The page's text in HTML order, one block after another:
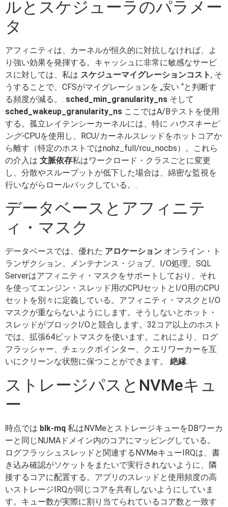
ルとスケジューラのパラメー
タ
アフィニティは、カーネルが恒久的に対抗しなければ、よ
り強い効果を発揮する。キャッシュに非常に敏感なサービ
スに対しては、私は スケジューマイグレーションコスト, そ
うすることで、CFSがマイグレーションを „安い “と判断す
る頻度が減る。. sched_min_granularity_ns そして
sched_wakeup_granularity_ns ここではA/Bテストを使用
する。孤立レイテンシーカーネルには、特に ハウスキーピ
ング-CPUを使用し、RCU/カーネルスレッドをホットコアか
ら離す（特定のホストではnohz_full/rcu_nocbs）。これら
の介入は 文脈依存私はワークロード・クラスごとに変更
し、分散やスループットが低下した場合は、綿密な監視を
行いながらロールバックしている。.
データベースとアフィニテ
ィ・マスク
データベースでは、優れた アロケーション オンライン・ト
ランザクション、メンテナンス・ジョブ、I/O処理。SQL
Serverはアフィニティ・マスクをサポートしており、それ
を使ってエンジン・スレッド用のCPUセットとI/O用のCPU
セットを別々に定義している。アフィニティ・マスクとI/O
マスクが重ならないようにします。そうしないとホット・
スレッドがブロックI/Oと競合します。32コア以上のホスト
では、拡張64ビットマスクを使います。これにより、ログ
フラッシャー、チェックポインター、クエリワーカーを互
いにクリーンな状態に保つことができます。 絶縁.
ストレージパスとNVMeキュ
ー
時点では blk-mq 私はNVMeとストレージキューをDBワーカ
ーと同じNUMAドメイン内のコアにマッピングしている。
ログフラッシュスレッドと関連するNVMeキューIRQは、書
き込み確認がソケットをまたいで実行されないように、隣
接するコアに配置する。アプリのスレッドと使用頻度の高
いストレージIRQが同じコアを共有しないようにしていま
す。キュー数が実際に割り当てられているコア数と一致す